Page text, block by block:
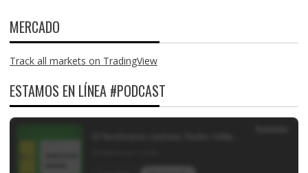
MERCADO
Track all markets on TradingView
ESTAMOS EN LÍNEA #PODCAST